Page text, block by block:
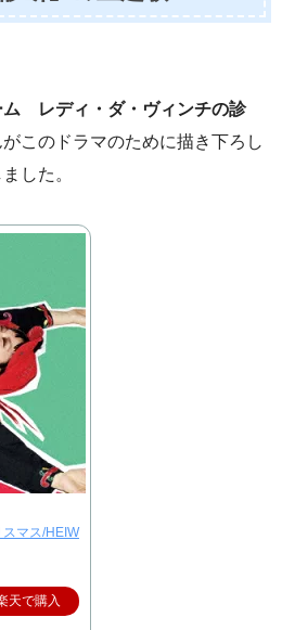
ム レディ・ダ・ヴィンチの診
がこのドラマのために描き下ろし
した。
スマス/HEIW
天で購入